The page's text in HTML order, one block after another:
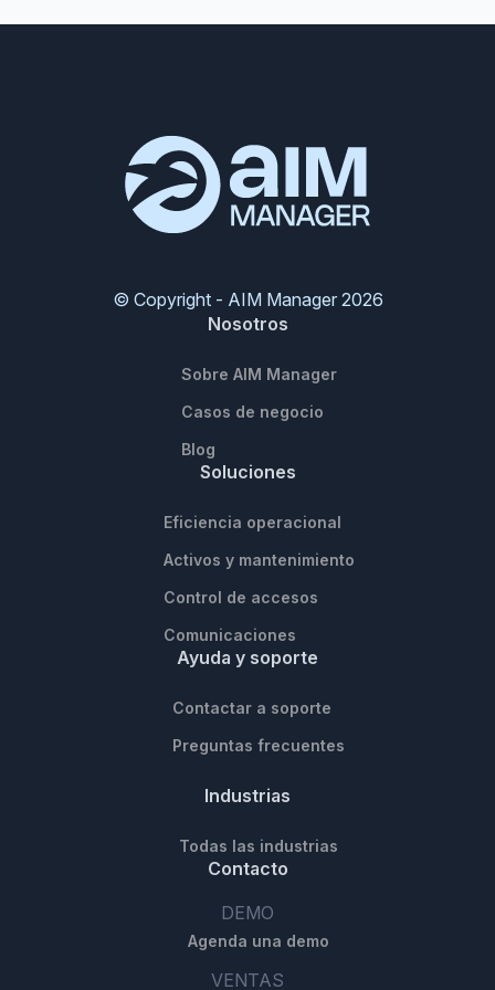
© Copyright - AIM Manager 2026
Nosotros
Sobre AIM Manager
Casos de negocio
Blog
Soluciones
Eficiencia operacional
Activos y mantenimiento
Control de accesos
Comunicaciones
Ayuda y soporte
Contactar a soporte
Preguntas frecuentes
Industrias
Todas las industrias
Contacto
DEMO
Agenda una demo
VENTAS